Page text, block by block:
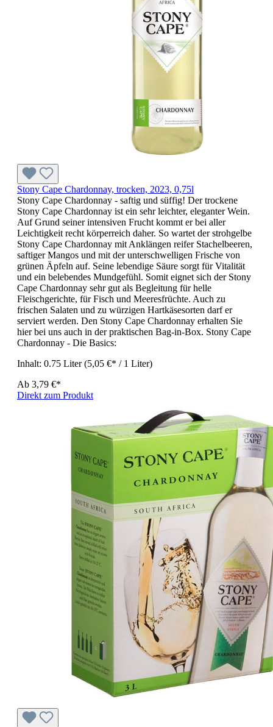
Stony Cape Chardonnay, trocken, 2023, 0,75l
Stony Cape Chardonnay - saftig und süffig! Der trockene
Stony Cape Chardonnay ist ein sehr leichter, eleganter Wein.
Auf Grund seiner intensiven Frucht kommt er bei aller
Leichtigkeit recht körperreich daher. So wartet der strohgelbe
Stony Cape Chardonnay mit Anklängen reifer Stachelbeeren,
saftiger Mangos und mit der unterschwelligen Frische von
grünen Äpfeln auf. Seine lebendige Säure sorgt für Vitalität
und ein belebendes Mundgefühl. Somit eignet sich der Stony
Cape Chardonnay sehr gut als Begleitung für helle
Fleischgerichte, für Fisch und Meeresfrüchte. Auch zu
frischen Salaten und zu würzigen Hartkäsesorten darf er
serviert werden. Den Stony Cape Chardonnay erhalten Sie
hier bei uns auch in der praktischen Bag-in-Box. Stony Cape
Chardonnay - Die Basics:
Inhalt: 0.75 Liter(5,05 €* / 1 Liter)
Ab 3,79 €*
Direkt zum Produkt